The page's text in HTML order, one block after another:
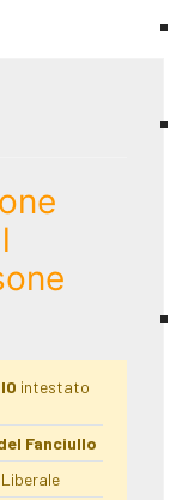
intestato
Fanciullo